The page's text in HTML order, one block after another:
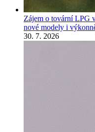
Zájem o tovární LPG
nové modely i
30. 7. 2026